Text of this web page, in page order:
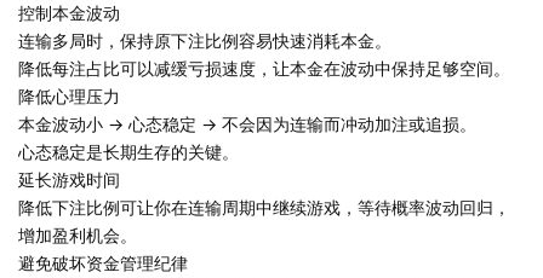
控制本金波动
连输多局时，保持原下注比例容易快速消耗本金。
降低每注占比可以减缓亏损速度，让本金在波动中保持足够空间。
降低心理压力
本金波动小 → 心态稳定 → 不会因为连输而冲动加注或追损。
心态稳定是长期生存的关键。
延长游戏时间
降低下注比例可让你在连输周期中继续游戏，等待概率波动回归，
增加盈利机会。
避免破坏资金管理纪律